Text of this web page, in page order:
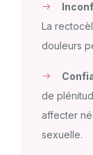
La
douleurs
de
affecter
sexuelle.